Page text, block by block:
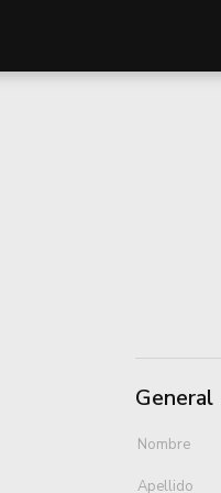
General
Nombre
Apellido